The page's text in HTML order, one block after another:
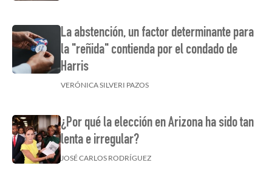
La abstención, un factor determinante para
la "reñida" contienda por el condado de
Harris
VERÓNICA SILVERI PAZOS
¿Por qué la elección en Arizona ha sido tan
lenta e irregular?
JOSÉ CARLOS RODRÍGUEZ